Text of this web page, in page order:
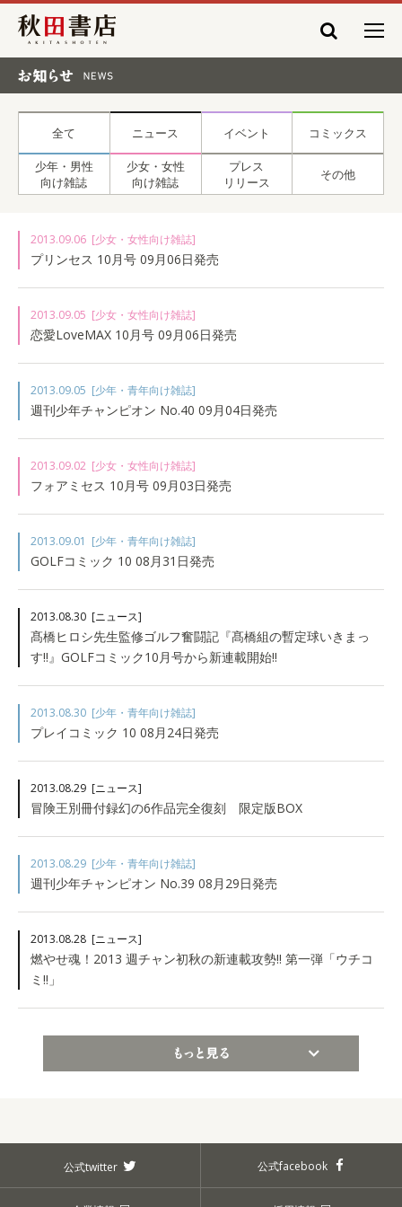
秋田書店
全て ニュース イベント コミックス
少年・男性
向け雑誌
少女・女性
向け雑誌
プレス
リリース
その他
2013.09.06 [少女・女性向け雑誌]
プリンセス 10月号 09月06日発売
2013.09.05 [少女・女性向け雑誌]
恋愛LoveMAX 10月号 09月06日発売
2013.09.05 [少年・青年向け雑誌]
週刊少年チャンピオン No.40 09月04日発売
2013.09.02 [少女・女性向け雑誌]
フォアミセス 10月号 09月03日発売
2013.09.01 [少年・青年向け雑誌]
GOLFコミック 10 08月31日発売
2013.08.30 [ニュース]
髙橋ヒロシ先生監修ゴルフ奮闘記『髙橋組の暫定球いきまっ
す!!』GOLFコミック10月号から新連載開始!!
2013.08.30 [少年・青年向け雑誌]
プレイコミック 10 08月24日発売
2013.08.29 [ニュース]
冒険王別冊付録幻の6作品完全復刻 限定版BOX
2013.08.29 [少年・青年向け雑誌]
週刊少年チャンピオン No.39 08月29日発売
2013.08.28 [ニュース]
燃やせ魂！2013 週チャン初秋の新連載攻勢!! 第一弾「ウチコ
ミ!!」
公式twitter 公式facebook